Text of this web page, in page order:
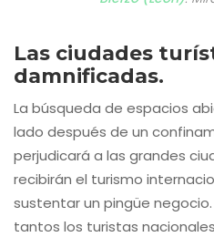
Las ciudades
damnificadas.
La búsqueda de espacios
lado después de un
perjudicará a las grandes
recibirán el turismo
sustentar un pingüe
tantos los turistas